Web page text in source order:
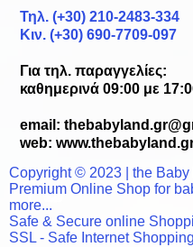
Τηλ. (+30) 210-2483-334
Κιν. (+30) 690-7709-097
Για τηλ. παραγγελίες:
καθημερινά 09:00 με
email:
web: www.
Copyright © 2023 | the Baby
Premium Online Shop for
more...
Safe & Secure online
SSL - Safe Internet Shopping